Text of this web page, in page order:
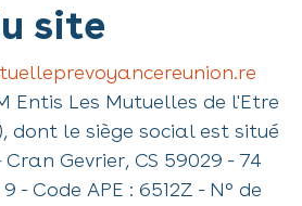
site
Entis Les Mutuelles de l'Etre
dont le siège social est situé
Gevrier, CS 59029 - 74
- Code APE : 6512Z - N° de